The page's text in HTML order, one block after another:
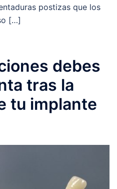
postizas que los
[…]
debes
tras la
tu implante